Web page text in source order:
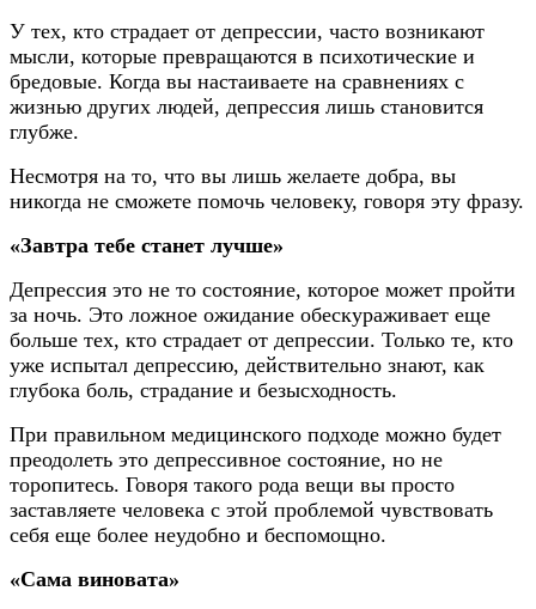
У тех, кто страдает от депрессии, часто возникают
мысли, которые превращаются в психотические и
бредовые. Когда вы настаиваете на сравнениях с
жизнью других людей, депрессия лишь становится
глубже.
Несмотря на то, что вы лишь желаете добра, вы
никогда не сможете помочь человеку, говоря эту фразу.
«Завтра тебе станет лучше»
Депрессия это не то состояние, которое может пройти
за ночь. Это ложное ожидание обескураживает еще
больше тех, кто страдает от депрессии. Только те, кто
уже испытал депрессию, действительно знают, как
глубока боль, страдание и безысходность.
При правильном медицинского подходе можно будет
преодолеть это депрессивное состояние, но не
торопитесь. Говоря такого рода вещи вы просто
заставляете человека с этой проблемой чувствовать
себя еще более неудобно и беспомощно.
«Сама виновата»